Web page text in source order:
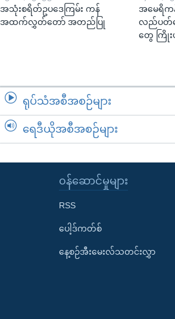
အသုံးစရိတ်ဥပဒေကြမ်း ကန်
အထက်လွှတ်တော် အတည်ပြု
အမေရိ
လည်ပတ်
တွေ ကြိုး
ရုပ်သံအစီအစဉ်များ
ရေဒီယိုအစီအစဉ်များ
၀န်ဆောင်မှုများ
RSS
ပေါ့ဒ်ကတ်စ်
နေ့စဉ်အီးမေးလ်သတင်းလွှာ